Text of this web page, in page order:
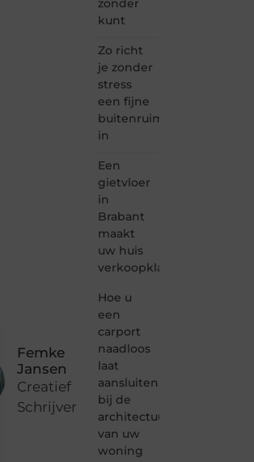
Femke
Jansen
Creatief
Schrijver
zonder
kunt
Zo richt
je zonder
stress
een fijne
buitenruimte
in
Een
gietvloer
in
Brabant
maakt
uw huis
verkoopklaar
Hoe u
een
carport
naadloos
laat
aansluiten
bij de
architectuur
van uw
woning